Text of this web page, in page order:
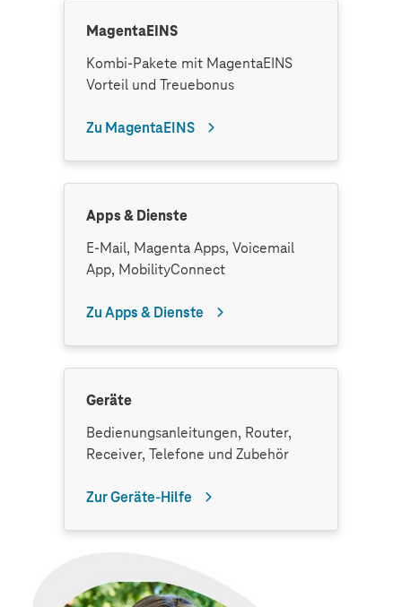
MagentaEINS
Kombi-Pakete mit MagentaEINS
Vorteil und Treuebonus
Zu MagentaEINS
Apps & Dienste
E-Mail, Magenta Apps, Voicemail
App, MobilityConnect
Zu Apps & Dienste
Geräte
Bedienungsanleitungen, Router,
Receiver, Telefone und Zubehör
Zur Geräte-Hilfe